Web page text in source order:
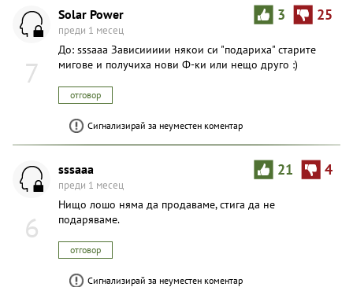
7
3 25
Solar Power
преди 1 месец
До: sssaaa Зависиииии някои си "подариха" старите
мигове и получиха нови Ф-ки или нещо друго :)
отговор
Сигнализирай за неуместен коментар
6
21 4
sssaaa
преди 1 месец
Нищо лошо няма да продаваме, стига да не
подаряваме.
отговор
Сигнализирай за неуместен коментар